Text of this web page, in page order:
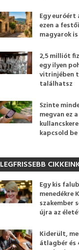
Egy
ezen a
magyarok
2,5 milliót
egy ilyen
vitrinjében
találhatsz
Szinte
megvan ez
kapcsold be
LEGFRISSEBB
Egy kis
menedékre
szakember
újra az
Kiderült,
átlagbér és